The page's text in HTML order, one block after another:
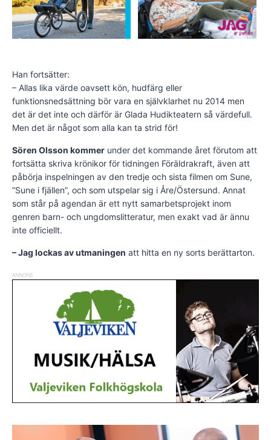
Han fortsätter:
– Allas lika värde oavsett kön, hudfärg eller
funktionsnedsättning bör vara en självklarhet nu 2014 men
det är det inte och därför är Glada Hudikteatern så värdefull.
Men det är något som alla kan ta strid för!
Sören Olsson kommer under det kommande året förutom att
fortsätta skriva krönikor för tidningen Föräldrakraft, även att
påbörja inspelningen av den tredje och sista filmen om Sune,
”Sune i fjällen”, och som utspelar sig i Åre/Östersund. Annat
som står på agendan är ett nytt samarbetsprojekt inom
genren barn- och ungdomslitteratur, men exakt vad är ännu
inte officiellt.
– Jag lockas av utmaningen att hitta en ny sorts berättarton.
ANNONS